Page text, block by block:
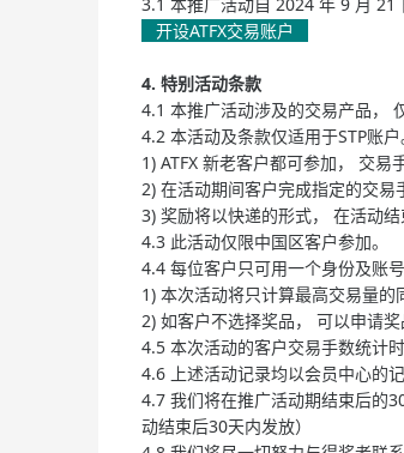
3.1 本推广活动自 2024 年 9 月 21
开设ATFX交易账户
4. 特别活动条款
4.1 本推广活动涉及的交易产品，
4.2 本活动及条款仅适用于STP账户
1) ATFX 新老客户都可参加， 交
2) 在活动期间客户完成指定的交易
3) 奖励将以快递的形式， 在活动
4.3 此活动仅限中国区客户参加。
4.4 每位客户只可用一个身份及账
1) 本次活动将只计算最高交易量的
2) 如客户不选择奖品， 可以申请奖
4.5 本次活动的客户交易手数统计
4.6 上述活动记录均以会员中心的
4.7 我们将在推广活动期结束后的
动结束后30天内发放）